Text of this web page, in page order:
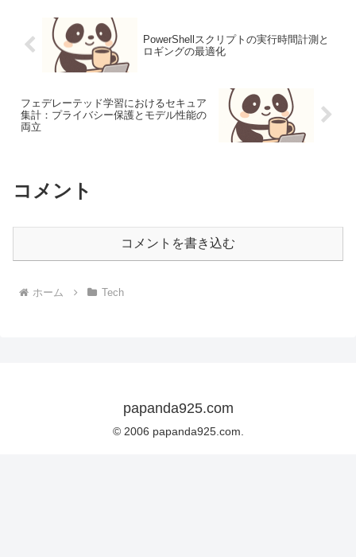
PowerShellスクリプトの実行時間計測と
ロギングの最適化
フェデレーテッド学習におけるセキュア
集計：プライバシー保護とモデル性能の
両立
コメント
コメントを書き込む
ホーム Tech
papanda925.com
© 2006 papanda925.com.